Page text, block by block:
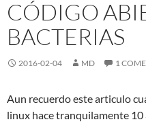
CÓDIGO
BACTERIAS
2016-02-04 MD 1
Aun recuerdo este articulo
linux hace tranquilamente 10